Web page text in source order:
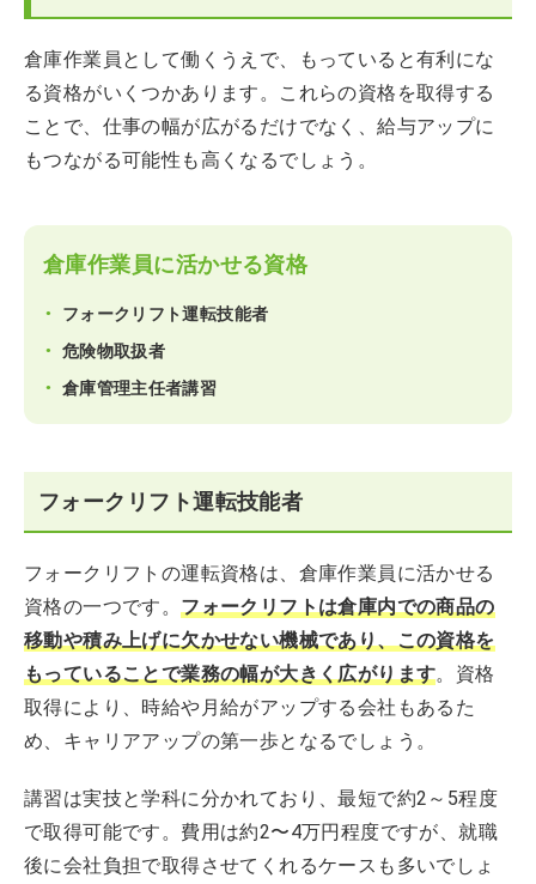
倉庫作業員として働くうえで、もっていると有利にな
る資格がいくつかあります。これらの資格を取得する
ことで、仕事の幅が広がるだけでなく、給与アップに
もつながる可能性も高くなるでしょう。
倉庫作業員に活かせる資格
フォークリフト運転技能者
危険物取扱者
倉庫管理主任者講習
フォークリフト運転技能者
フォークリフトの運転資格は、倉庫作業員に活かせる
資格の一つです。フォークリフトは倉庫内での商品の
移動や積み上げに欠かせない機械であり、この資格を
もっていることで業務の幅が大きく広がります。資格
取得により、時給や月給がアップする会社もあるた
め、キャリアアップの第一歩となるでしょう。
講習は実技と学科に分かれており、最短で約2～5程度
で取得可能です。費用は約2〜4万円程度ですが、就職
後に会社負担で取得させてくれるケースも多いでしょ